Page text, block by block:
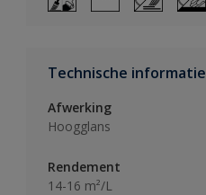
Technische informatie
Afwerking
Hoogglans
Rendement
14-16 m²/L